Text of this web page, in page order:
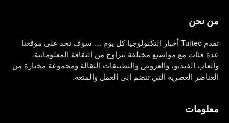
من نحن
تقدم Tuitec أخبار التكنولوجيا كل يوم …. سوف تجد على موقعنا
عدة فئات مع مواضيع مختلفة تتراوح من الثقافة المعلوماتية،
وألعاب الفيديو، والعروض والتطبيقات النقالة ومجموعة مختارة من
العناصر العصرية التي تنضم إلى العمل والمتعة.
معلومات